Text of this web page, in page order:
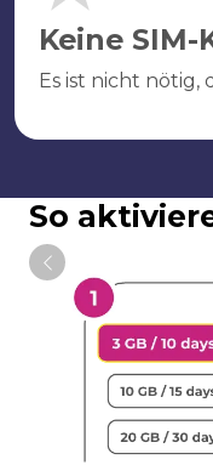
Keine SIM-
Es ist nicht nötig,
So